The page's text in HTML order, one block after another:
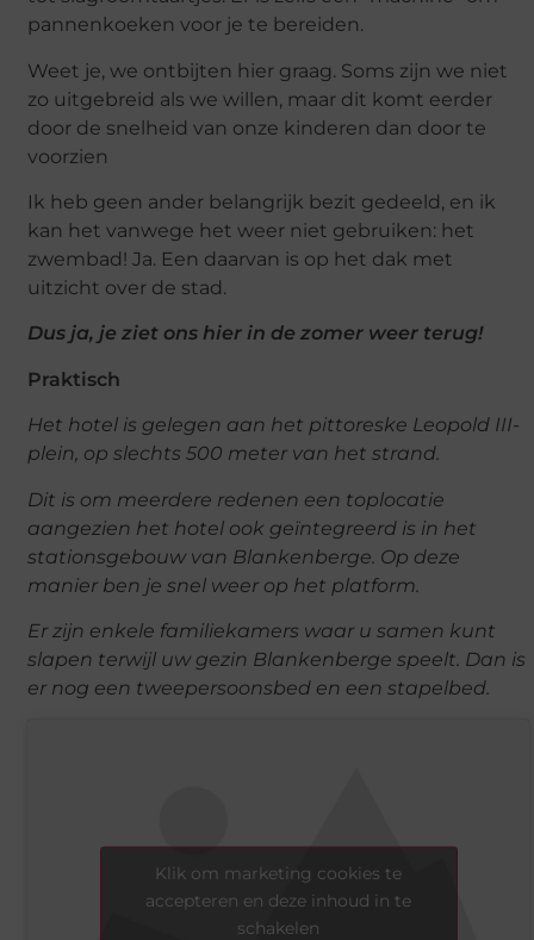
pannenkoeken voor je te bereiden.
Weet je, we ontbijten hier graag. Soms zijn we niet
zo uitgebreid als we willen, maar dit komt eerder
door de snelheid van onze kinderen dan door te
voorzien
Ik heb geen ander belangrijk bezit gedeeld, en ik
kan het vanwege het weer niet gebruiken: het
zwembad! Ja. Een daarvan is op het dak met
uitzicht over de stad.
Dus ja, je ziet ons hier in de zomer weer terug!
Praktisch
Het hotel is gelegen aan het pittoreske Leopold III-
plein, op slechts 500 meter van het strand.
Dit is om meerdere redenen een toplocatie
aangezien het hotel ook geïntegreerd is in het
stationsgebouw van Blankenberge. Op deze
manier ben je snel weer op het platform.
Er zijn enkele familiekamers waar u samen kunt
slapen terwijl uw gezin Blankenberge speelt. Dan is
er nog een tweepersoonsbed en een stapelbed.
Klik om marketing cookies te
accepteren en deze inhoud in te
schakelen